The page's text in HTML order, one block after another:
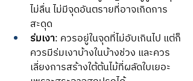
ไม่ลื่น ไม่มีจุดอันตรายที่อาจเกิดการ
สะดุด
ร่มเงา: ควรอยู่ในจุดที่ไม่อับเกินไป แต่ก็
ควรมีร่มเงาบ้างในบ้างช่วง และควร
เลี่ยงการสร้างใต้ต้นไม้ที่ผลัดใบเยอะ